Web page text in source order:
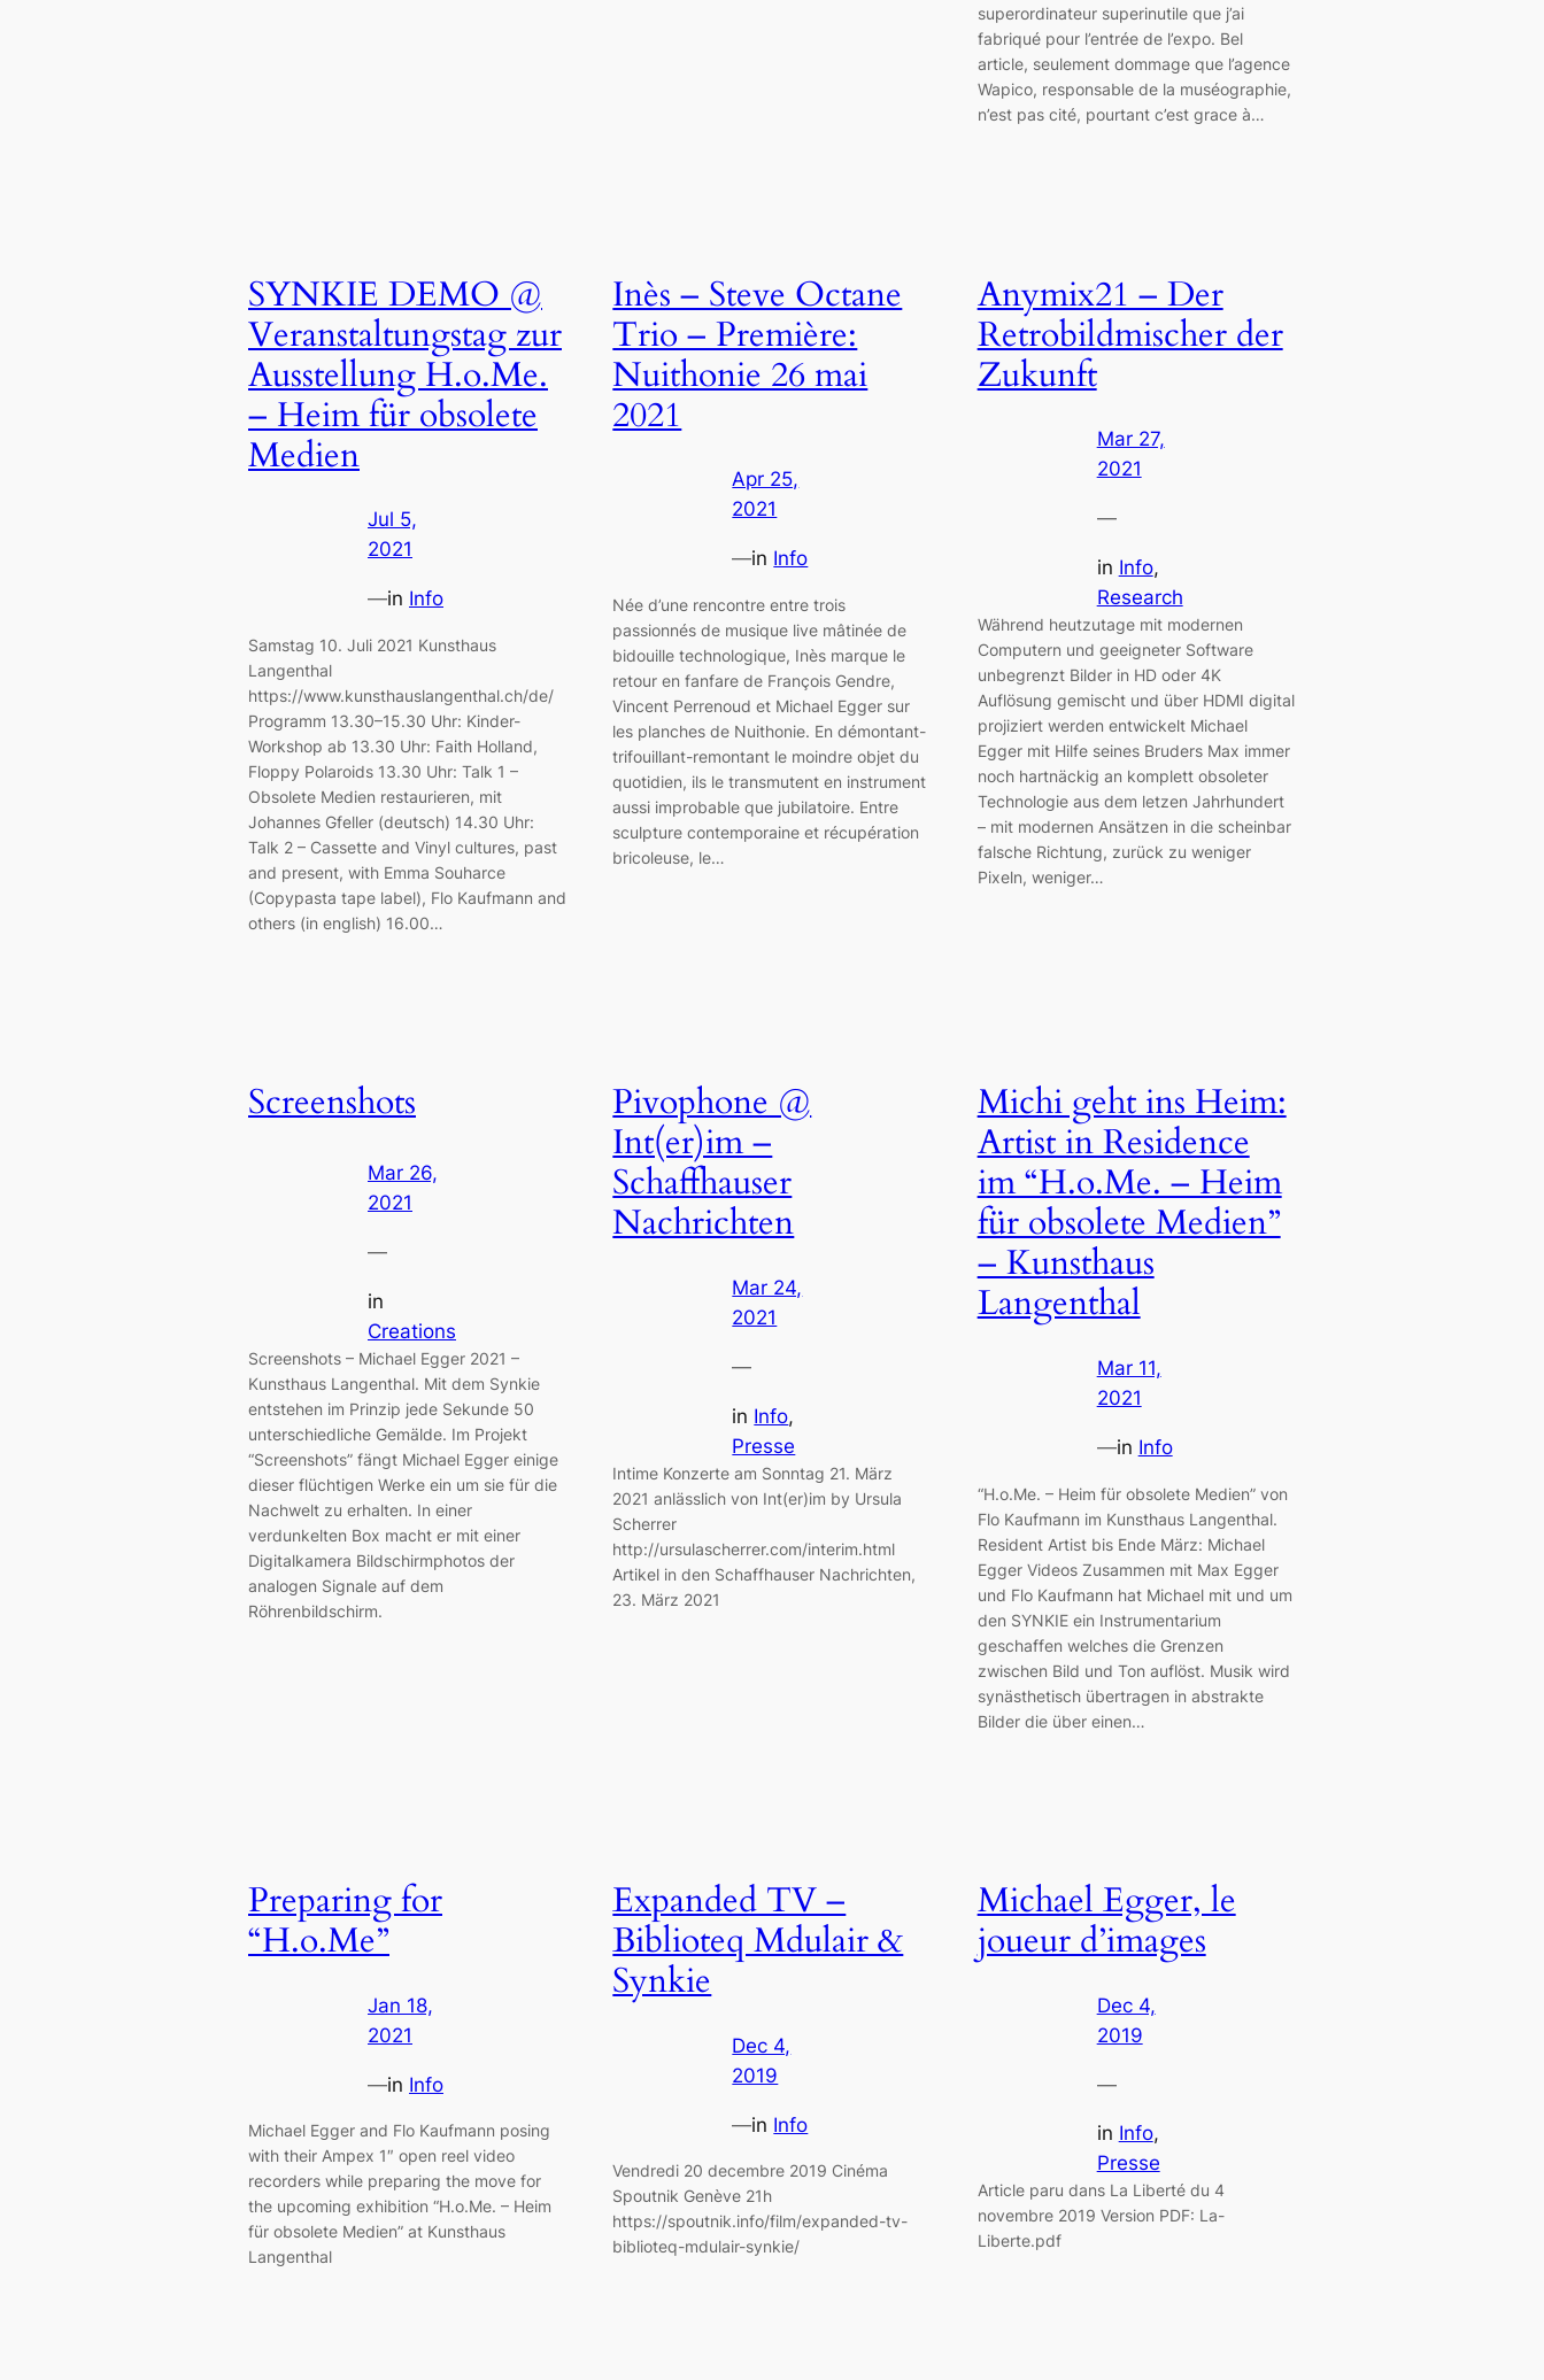
superordinateur superinutile que j’ai
fabriqué pour l’entrée de l’expo. Bel
article, seulement dommage que l’agence
Wapico, responsable de la muséographie,
n’est pas cité, pourtant c’est grace à…
SYNKIE DEMO @
Veranstaltungstag zur
Ausstellung H.o.Me.
– Heim für obsolete
Medien
Jul 5,
2021
—in Info
Samstag 10. Juli 2021 Kunsthaus
Langenthal
https://www.kunsthauslangenthal.ch/de/
Programm 13.30–15.30 Uhr: Kinder-
Workshop ab 13.30 Uhr: Faith Holland,
Floppy Polaroids 13.30 Uhr: Talk 1 –
Obsolete Medien restaurieren, mit
Johannes Gfeller (deutsch) 14.30 Uhr:
Talk 2 – Cassette and Vinyl cultures, past
and present, with Emma Souharce
(Copypasta tape label), Flo Kaufmann and
others (in english) 16.00…
Inès – Steve Octane
Trio – Première:
Nuithonie 26 mai
2021
Apr 25,
2021
—in Info
Née d’une rencontre entre trois
passionnés de musique live mâtinée de
bidouille technologique, Inès marque le
retour en fanfare de François Gendre,
Vincent Perrenoud et Michael Egger sur
les planches de Nuithonie. En démontant-
trifouillant-remontant le moindre objet du
quotidien, ils le transmutent en instrument
aussi improbable que jubilatoire. Entre
sculpture contemporaine et récupération
bricoleuse, le…
Anymix21 – Der
Retrobildmischer der
Zukunft
Mar 27,
2021
—
in Info
Research
Während heutzutage mit modernen
Computern und geeigneter Software
unbegrenzt Bilder in HD oder 4K
Auflösung gemischt und über HDMI digital
projiziert werden entwickelt Michael
Egger mit Hilfe seines Bruders Max immer
noch hartnäckig an komplett obsoleter
Technologie aus dem letzen Jahrhundert
– mit modernen Ansätzen in die scheinbar
falsche Richtung, zurück zu weniger
Pixeln, weniger…
Screenshots
Mar 26,
2021
—
in
Creations
Screenshots – Michael Egger 2021 –
Kunsthaus Langenthal. Mit dem Synkie
entstehen im Prinzip jede Sekunde 50
unterschiedliche Gemälde. Im Projekt
“Screenshots” fängt Michael Egger einige
dieser flüchtigen Werke ein um sie für die
Nachwelt zu erhalten. In einer
verdunkelten Box macht er mit einer
Digitalkamera Bildschirmphotos der
analogen Signale auf dem
Röhrenbildschirm.
Pivophone @
Int(er)im –
Schaffhauser
Nachrichten
Mar 24,
2021
—
in Info
Presse
Intime Konzerte am Sonntag 21. März
2021 anlässlich von Int(er)im by Ursula
Scherrer
http://ursulascherrer.com/interim.html
Artikel in den Schaffhauser Nachrichten,
23. März 2021
Michi geht ins Heim:
Artist in Residence
im “H.o.Me. – Heim
für obsolete Medien”
– Kunsthaus
Langenthal
Mar 11,
2021
—in Info
“H.o.Me. – Heim für obsolete Medien” von
Flo Kaufmann im Kunsthaus Langenthal.
Resident Artist bis Ende März: Michael
Egger Videos Zusammen mit Max Egger
und Flo Kaufmann hat Michael mit und um
den SYNKIE ein Instrumentarium
geschaffen welches die Grenzen
zwischen Bild und Ton auflöst. Musik wird
synästhetisch übertragen in abstrakte
Bilder die über einen…
Preparing for
“H.o.Me”
Jan 18,
2021
—in Info
Michael Egger and Flo Kaufmann posing
with their Ampex 1″ open reel video
recorders while preparing the move for
the upcoming exhibition “H.o.Me. – Heim
für obsolete Medien” at Kunsthaus
Langenthal
Expanded TV –
Biblioteq Mdulair &
Synkie
Dec 4,
2019
—in Info
Vendredi 20 decembre 2019 Cinéma
Spoutnik Genève 21h
https://spoutnik.info/film/expanded-tv-
biblioteq-mdulair-synkie/
Michael Egger, le
joueur d’images
Dec 4,
2019
—
in Info
Presse
Article paru dans La Liberté du 4
novembre 2019 Version PDF: La-
Liberte.pdf